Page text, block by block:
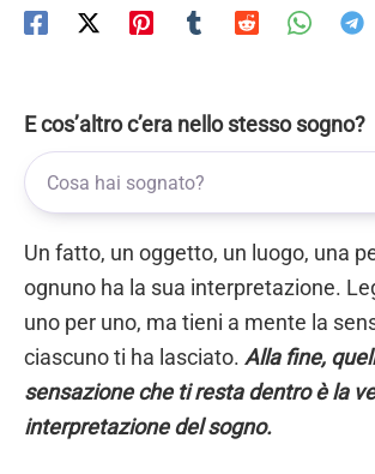
E cos’altro c’era nello stesso sogno?
Un fatto, un oggetto, un luogo, una
ognuno ha la sua interpretazione.
uno per uno, ma tieni a mente la
ciascuno ti ha lasciato. Alla fine,
sensazione che ti resta dentro è la
interpretazione del sogno.